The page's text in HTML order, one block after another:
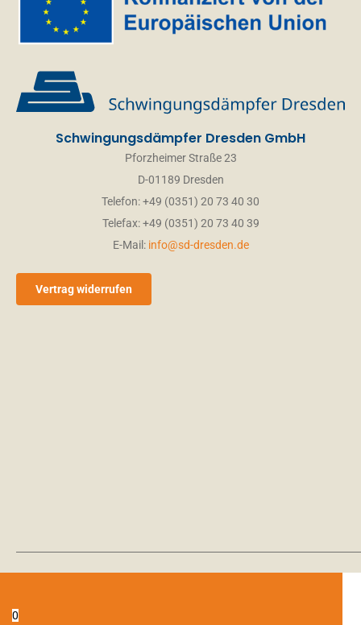
Schwingungsdämpfer Dresden GmbH
Pforzheimer Straße 23
D-01189 Dresden
Telefon: +49 (0351) 20 73 40 30
Telefax: +49 (0351) 20 73 40 39
E-Mail: info@sd-dresden.de
Vertrag widerrufen
0